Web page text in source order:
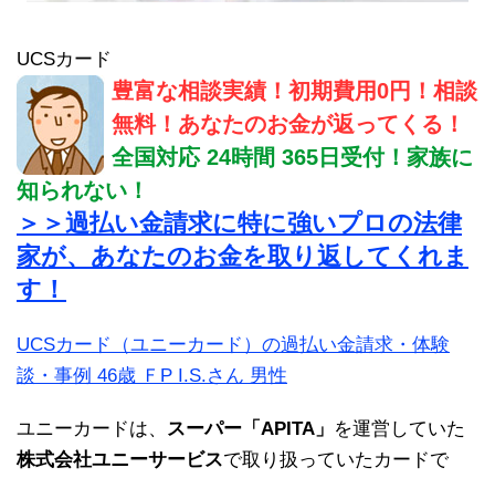
UCSカード
豊富な相談実績！初期費用0円！相談
無料！あなたのお金が返ってくる！
全国対応 24時間 365日受付！家族に
知られない！
＞＞過払い金請求に特に強いプロの法律
家が、あなたのお金を取り返してくれま
す！
UCSカード（ユニーカード）の過払い金請求・体験
談・事例 46歳 ＦP I.S.さん 男性
ユニーカードは、 スーパー「APITA」 を運営していた
株式会社ユニーサービスで取り扱っていたカードで